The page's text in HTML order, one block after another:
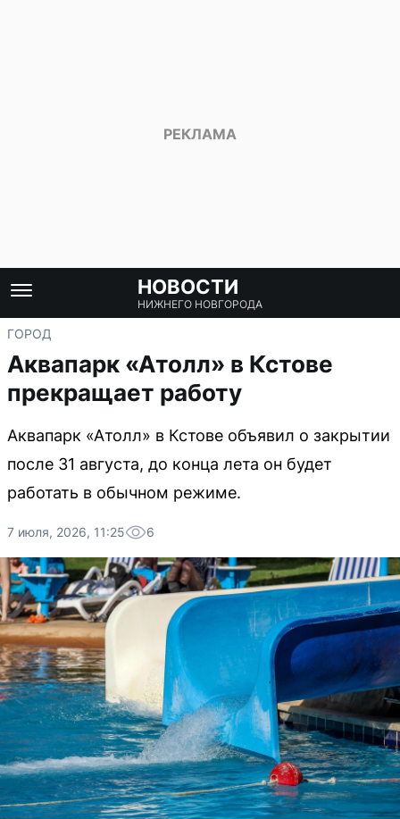
НОВОСТИ
НИЖНЕГО НОВГОРОДА
ГОРОД
Аквапарк «Атолл» в Кстове
прекращает работу
Аквапарк «Атолл» в Кстове объявил о закрытии
после 31 августа, до конца лета он будет
работать в обычном режиме.
7 июля, 2026, 11:25 6